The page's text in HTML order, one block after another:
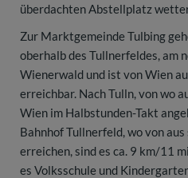
überdachten Abstellplatz
Zur Marktgemeinde Tulbing
oberhalb des Tullnerfeldes, am
Wienerwald und ist von Wien
erreichbar. Nach Tulln, von wo
Wien im Halbstunden-Takt
Bahnhof Tullnerfeld, wo von
erreichen, sind es ca. 9 km/11
es Volksschule und